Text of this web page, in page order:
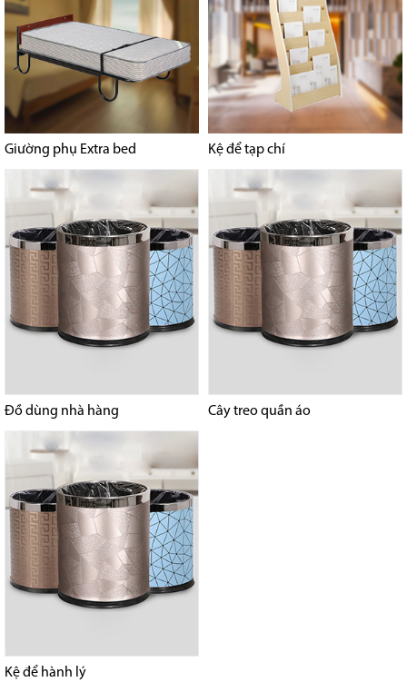
Giường phụ Extra bed Kệ để tạp chí
Đồ dùng nhà hàng Cây treo quần áo
Kệ để hành lý